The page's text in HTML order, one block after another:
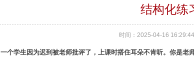
结构化练
时间：2025-04-16 16:29:44
一个学生因为迟到被老师批评了，上课时搭住耳朵不肯听。你是老